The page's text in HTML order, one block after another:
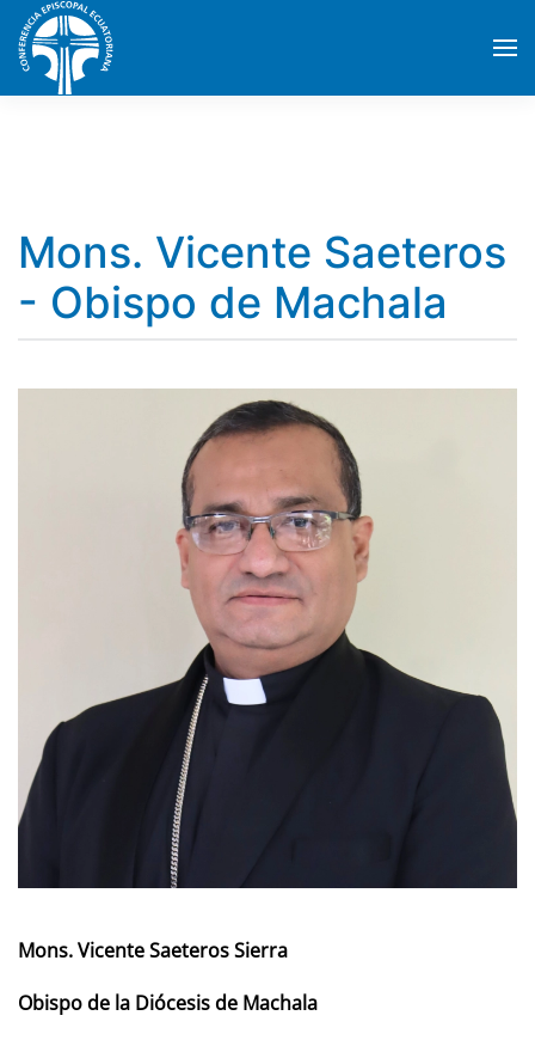
Skip to main content
Mons. Vicente Saeteros
- Obispo de Machala
Mons. Vicente Saeteros Sierra
Obispo de la Diócesis de Machala